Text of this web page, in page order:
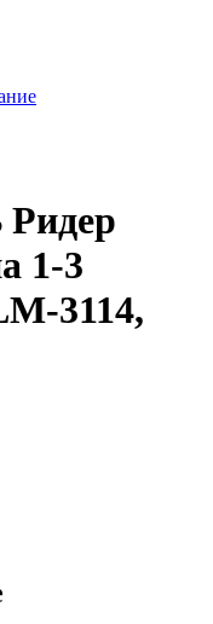
Ридер
1-3
3114,